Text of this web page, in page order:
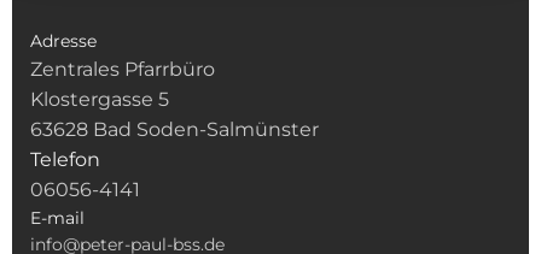
Adresse
Zentrales Pfarrbüro
Klostergasse 5
63628 Bad Soden-Salmünster
Telefon
06056-4141
E-mail
info@peter-paul-bss.de